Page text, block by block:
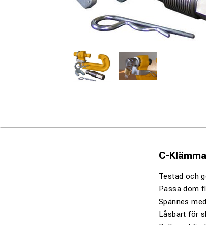
C-
Testad och
Passa dom
Spännes
Låsbart för